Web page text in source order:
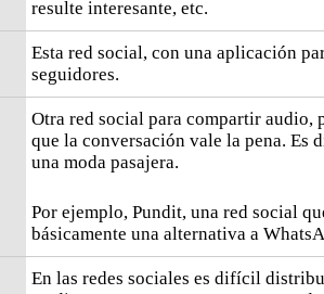
resulte interesante, etc.
Esta red social, con una aplicación
seguidores.
Otra red social para compartir audio,
que la conversación vale la pena. Es
una moda pasajera.
Por ejemplo, Pundit, una red social
básicamente una alternativa a
En las redes sociales es difícil